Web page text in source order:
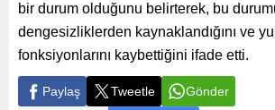
bir durum olduğunu belirterek, bu
dengesizliklerden kaynaklandığını ve
fonksiyonlarını kaybettiğini ifade etti.
Paylaş Tweetle Gönder